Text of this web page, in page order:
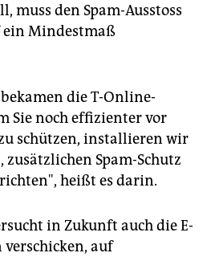
muss den Spam-Ausstoss
ein Mindestmaß
die T-Online-
Sie noch effizienter vor
schützen, installieren wir
Spam-Schutz
heißt es darin.
in Zukunft auch die E-
auf